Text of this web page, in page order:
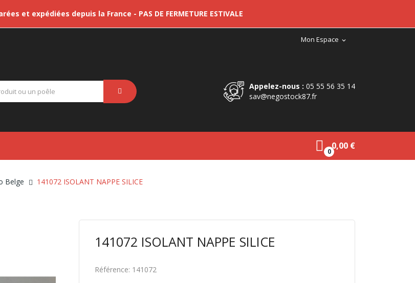
et expédiées depuis la France - PAS DE FERMETURE ESTIVALE
Mon Espace expand_more
0
0,00 €
Appelez-nous : 05 55 56 35 14
sav@negostock87.fr
Belge 141072 ISOLANT NAPPE SILICE
141072 ISOLANT NAPPE SILICE
Référence: 141072